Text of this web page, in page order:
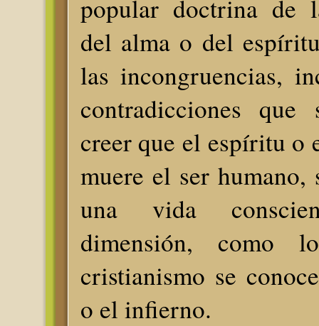
popular doctrina de
del alma o del
las incongruencias,
contradicciones
creer que el espíritu o
muere el ser
una vida
dimensión,
cristianismo se
o el infierno.